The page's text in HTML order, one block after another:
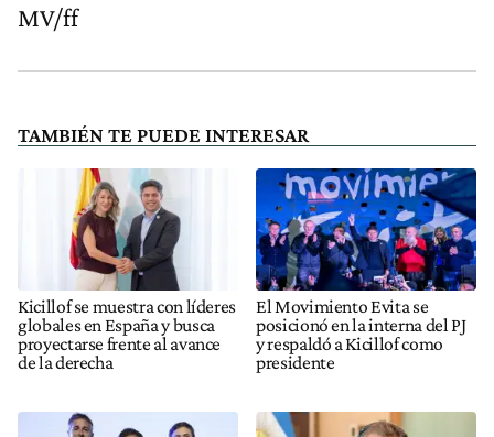
MV/ff
TAMBIÉN TE PUEDE INTERESAR
Kicillof se muestra con líderes
globales en España y busca
proyectarse frente al avance
de la derecha
El Movimiento Evita se
posicionó en la interna del PJ
y respaldó a Kicillof como
presidente